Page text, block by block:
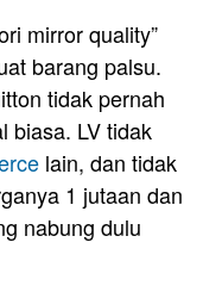
mirror quality”
barang palsu.
tidak pernah
biasa. LV tidak
lain, dan tidak
1 jutaan dan
nabung dulu